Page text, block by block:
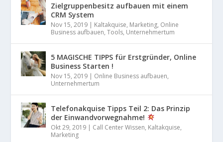
Zielgruppenbesitz aufbauen mit einem
CRM System
Nov 15, 2019 | Kaltakquise, Marketing, Online
Business aufbauen,Tools, Unternehmertum
5 MAGISCHE TIPPS für Erstgründer, Online
Business Starten !
Nov 15, 2019 | Online Business aufbauen,
Unternehmertum
Telefonakquise Tipps Teil 2: Das Prinzip
der Einwandvorwegnahme!
Okt 29, 2019 | Call Center Wissen, Kaltakquise,
Marketing